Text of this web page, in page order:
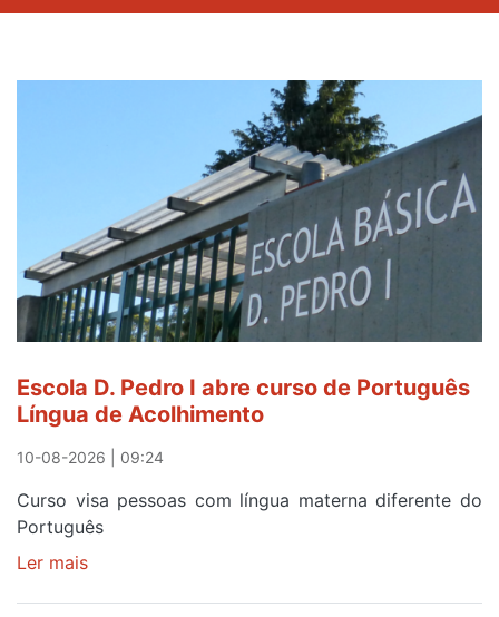
Escola D. Pedro I abre curso de Português
Língua de Acolhimento
10-08-2026 | 09:24
Curso visa pessoas com língua materna diferente do
Português
Ler mais